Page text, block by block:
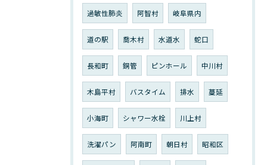
過敏性肺炎 阿智村 岐阜県内
道の駅 喬木村 水道水 蛇口
長和町 銅管 ピンホール 中川村
木島平村 バスタイム 排水 蔓延
小海町 シャワー水栓 川上村
洗濯パン 阿南町 朝日村 昭和区